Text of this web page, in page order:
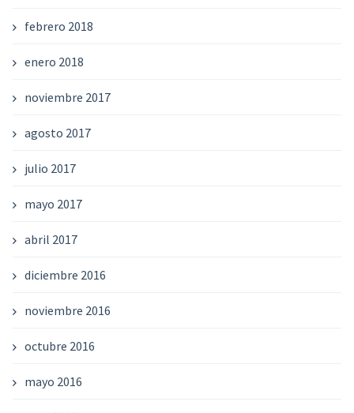
febrero 2018
enero 2018
noviembre 2017
agosto 2017
julio 2017
mayo 2017
abril 2017
diciembre 2016
noviembre 2016
octubre 2016
mayo 2016